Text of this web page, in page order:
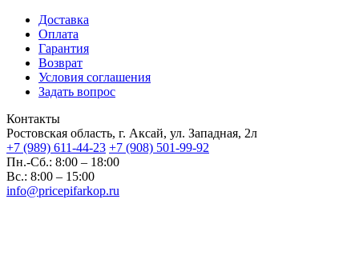
Доставка
Оплата
Гарантия
Возврат
Условия соглашения
Задать вопрос
Контакты
Ростовская область, г. Аксай, ул. Западная, 2л
+7 (989) 611-44-23 +7 (908) 501-99-92
Пн.-Сб.: 8:00 – 18:00
Вс.: 8:00 – 15:00
info@pricepifarkop.ru